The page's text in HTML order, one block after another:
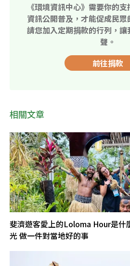
《環境資訊中心》需要你的
資訊公開普及，才能促成民
請您加入定期捐款的行列，
聲。
前往捐款
相關文章
斐濟遊客愛上的Loloma Hour是什
光 做一件對當地好的事